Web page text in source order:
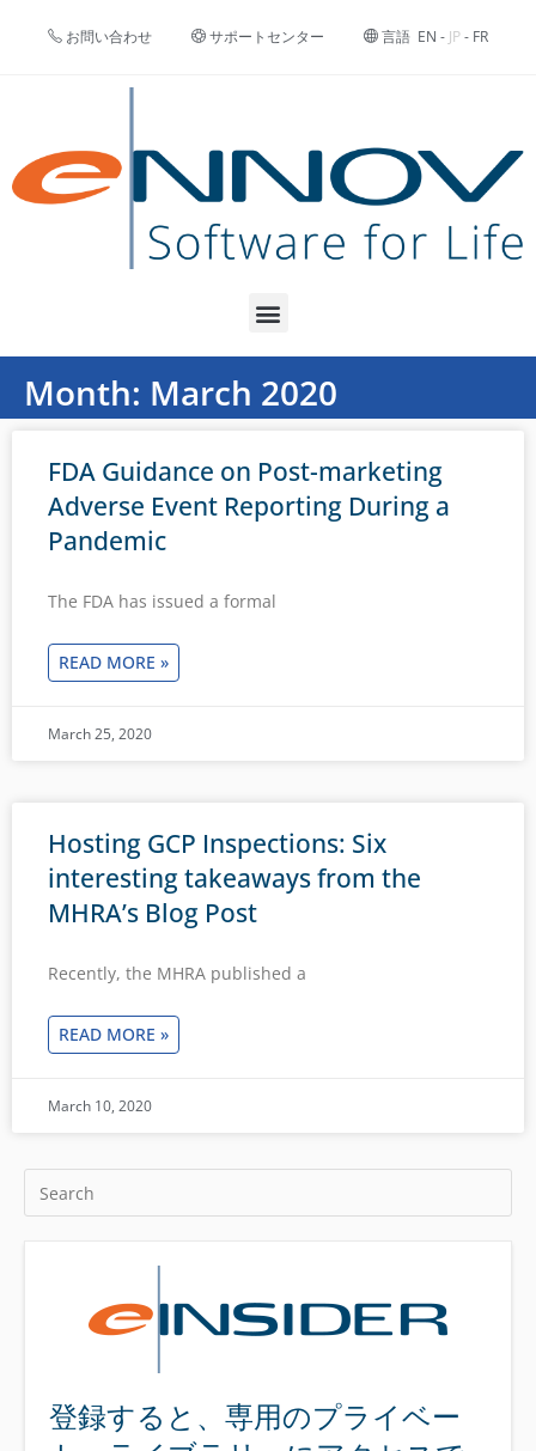
お問い合わせ サポートセンター 言語 EN - JP- FR
Month: March 2020
FDA Guidance on Post-marketing
Adverse Event Reporting During a
Pandemic
The FDA has issued a formal
READ MORE »
March 25, 2020
Hosting GCP Inspections: Six
interesting takeaways from the
MHRA’s Blog Post
Recently, the MHRA published a
READ MORE »
March 10, 2020
登録すると、専用のプライベー